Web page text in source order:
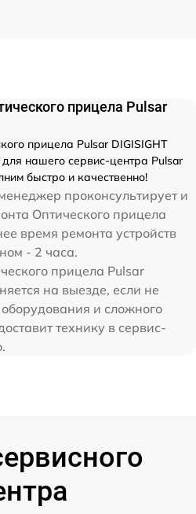
прицела Pulsar
прицела Pulsar DIGISIGHT
нашего сервис-центра Pulsar
быстро и качественно!
проконсультирует и
Оптического прицела
время ремонта устройств
- 2 часа.
прицела Pulsar
на выезде, если не
и сложного
технику в сервис-